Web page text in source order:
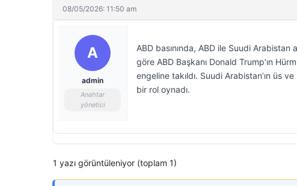
08/05/2026: 11:50 am
A
admin
Anahtar
yönetici
ABD basınında, ABD ile Suudi
göre ABD Başkanı Donald Trump’ın
engeline takıldı. Suudi Arabistan’ın üs
bir rol oynadı.
1 yazı görüntüleniyor (toplam 1)